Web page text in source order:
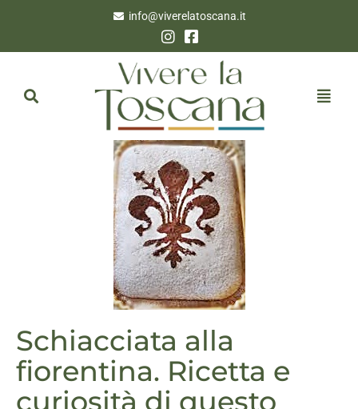
info@viverelatoscana.it
Schiacciata alla
fiorentina. Ricetta e
curiosità di questo